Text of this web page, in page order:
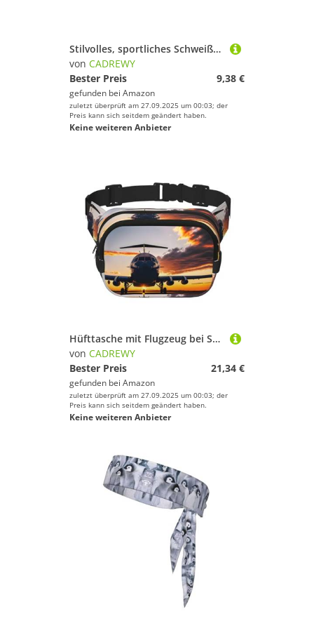
Stilvolles, sportliches Schweißband mit grauem Holz- und Vogelaufdruck, dehnbar, atmungsaktiv und feuchtigkeitsableitend, Stirnband für das Fitnessstudio
von CADREWY
Bester Preis
9,38 €
gefunden bei Amazon
zuletzt überprüft am 27.09.2025 um 00:03; der
Preis kann sich seitdem geändert haben.
Keine weiteren Anbieter
Hüfttasche mit Flugzeug bei Sonnenuntergang, trendiges Packset, Crossbod, quadratisch, doppellagig, Reise- und Workout-Zubehör, Schwarz, Einheitsgröße
von CADREWY
Bester Preis
21,34 €
gefunden bei Amazon
zuletzt überprüft am 27.09.2025 um 00:03; der
Preis kann sich seitdem geändert haben.
Keine weiteren Anbieter